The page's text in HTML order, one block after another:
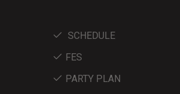
SCHEDULE
FES
PARTY PLAN